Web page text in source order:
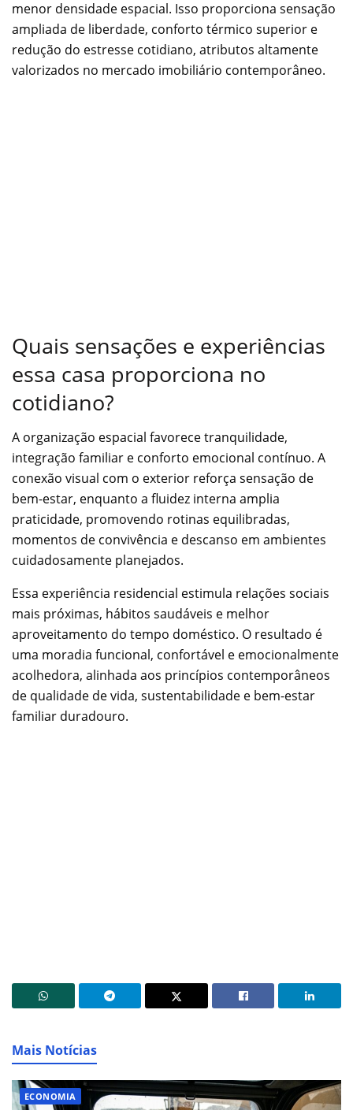
menor densidade espacial. Isso proporciona sensação
ampliada de liberdade, conforto térmico superior e
redução do estresse cotidiano, atributos altamente
valorizados no mercado imobiliário contemporâneo.
Quais sensações e experiências
essa casa proporciona no
cotidiano?
A organização espacial favorece tranquilidade,
integração familiar e conforto emocional contínuo. A
conexão visual com o exterior reforça sensação de
bem-estar, enquanto a fluidez interna amplia
praticidade, promovendo rotinas equilibradas,
momentos de convivência e descanso em ambientes
cuidadosamente planejados.
Essa experiência residencial estimula relações sociais
mais próximas, hábitos saudáveis e melhor
aproveitamento do tempo doméstico. O resultado é
uma moradia funcional, confortável e emocionalmente
acolhedora, alinhada aos princípios contemporâneos
de qualidade de vida, sustentabilidade e bem-estar
familiar duradouro.
Mais Notícias
ECONOMIA